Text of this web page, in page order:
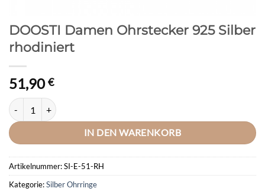
DOOSTI Damen Ohrstecker 925 Silber
rhodiniert
51,90€
DOOSTI Damen Ohrstecker 925 Silber rhodiniert Menge
IN DEN WARENKORB
Artikelnummer:SI-E-51-RH
Kategorie:Silber Ohrringe